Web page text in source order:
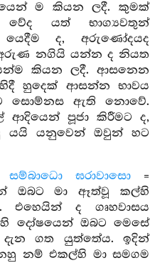
ම කියන ලදී. කුමක්
යත් භාග්‍යවතුන්
යෙදීම ද, අරුණෝදයද
නගියි යන්න ද නියත
කියන ලදී. ආසනෙන
හුදෙක් ආසන්න භාවය
සොම්නස ඇති නොවේ.
ආදියෙන් පූජා කිරීමට ද,
යයි යනුවෙන් ඔවුන් හට
ඝරාවාසො=
ඔබට මා ඈත්වූ කල්හි
ද ගෘහවාසය
දෝෂයෙන් ඔබට මෙසේ
ගත යුත්තේය. ඉදින්
නම් එකල්හි මා සමගම